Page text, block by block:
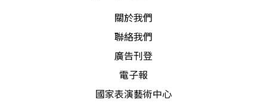
關於我們
聯絡我們
廣告刊登
電子報
國家表演藝術中心